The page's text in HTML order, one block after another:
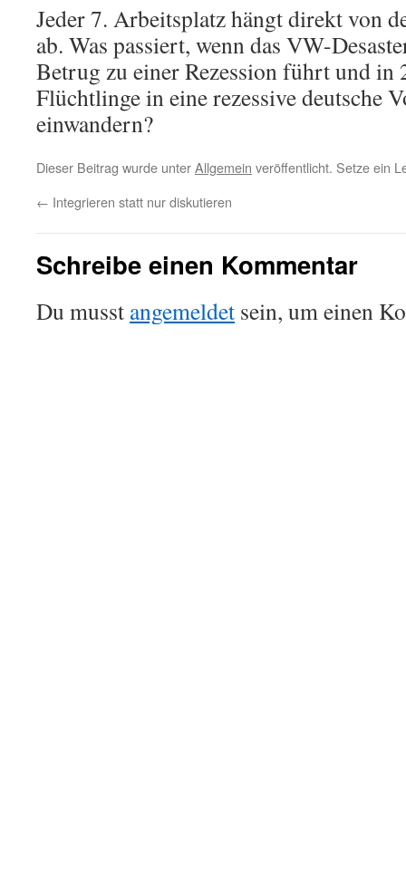
Jeder 7. Arbeitsplatz hängt direkt von
ab. Was passiert, wenn das VW-
Betrug zu einer Rezession führt und in
Flüchtlinge in eine rezessive deutsche
einwandern?
Dieser Beitrag wurde unterAllgemein veröffentlicht. Setze ein
← Integrieren statt nur diskutieren
Schreibe einen Kommentar
Du musst angemeldet sein, um einen